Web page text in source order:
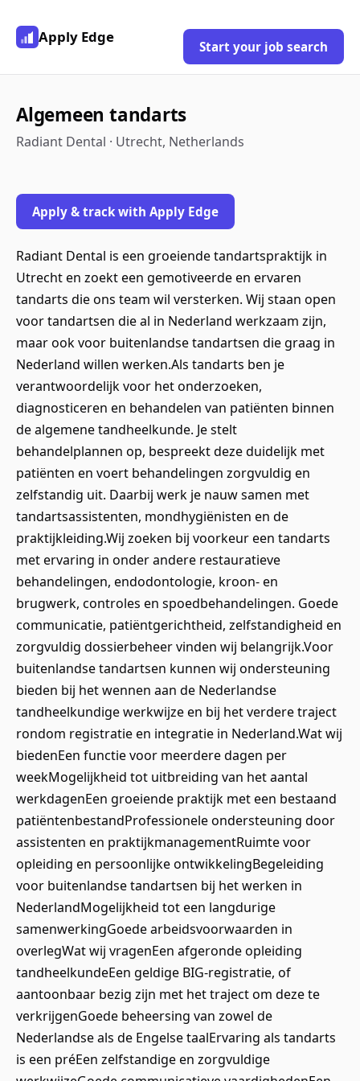
Apply Edge
Start your job search
Algemeen tandarts
Radiant Dental · Utrecht, Netherlands
Apply & track with Apply Edge
Radiant Dental is een groeiende tandartspraktijk in
Utrecht en zoekt een gemotiveerde en ervaren
tandarts die ons team wil versterken. Wij staan open
voor tandartsen die al in Nederland werkzaam zijn,
maar ook voor buitenlandse tandartsen die graag in
Nederland willen werken.Als tandarts ben je
verantwoordelijk voor het onderzoeken,
diagnosticeren en behandelen van patiënten binnen
de algemene tandheelkunde. Je stelt
behandelplannen op, bespreekt deze duidelijk met
patiënten en voert behandelingen zorgvuldig en
zelfstandig uit. Daarbij werk je nauw samen met
tandartsassistenten, mondhygiënisten en de
praktijkleiding.Wij zoeken bij voorkeur een tandarts
met ervaring in onder andere restauratieve
behandelingen, endodontologie, kroon- en
brugwerk, controles en spoedbehandelingen. Goede
communicatie, patiëntgerichtheid, zelfstandigheid en
zorgvuldig dossierbeheer vinden wij belangrijk.Voor
buitenlandse tandartsen kunnen wij ondersteuning
bieden bij het wennen aan de Nederlandse
tandheelkundige werkwijze en bij het verdere traject
rondom registratie en integratie in Nederland.Wat wij
biedenEen functie voor meerdere dagen per
weekMogelijkheid tot uitbreiding van het aantal
werkdagenEen groeiende praktijk met een bestaand
patiëntenbestandProfessionele ondersteuning door
assistenten en praktijkmanagementRuimte voor
opleiding en persoonlijke ontwikkelingBegeleiding
voor buitenlandse tandartsen bij het werken in
NederlandMogelijkheid tot een langdurige
samenwerkingGoede arbeidsvoorwaarden in
overlegWat wij vragenEen afgeronde opleiding
tandheelkundeEen geldige BIG-registratie, of
aantoonbaar bezig zijn met het traject om deze te
verkrijgenGoede beheersing van zowel de
Nederlandse als de Engelse taalErvaring als tandarts
is een préEen zelfstandige en zorgvuldige